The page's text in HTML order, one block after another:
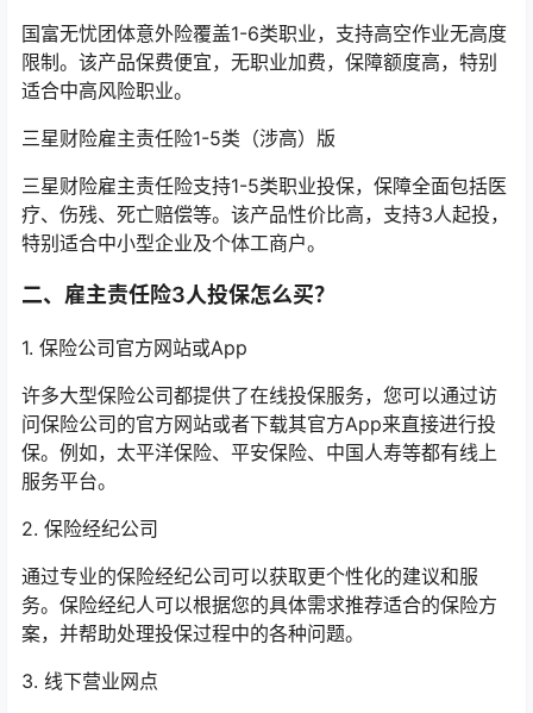
国富无忧团体意外险覆盖1-6类职业，支持高空作业无高度
限制。该产品保费便宜，无职业加费，保障额度高，特别
适合中高风险职业‌。
三星财险雇主责任险1-5类（涉高）版
三星财险雇主责任险支持1-5类职业投保，保障全面包括医
疗、伤残、死亡赔偿等。该产品性价比高，支持3人起投，
特别适合中小型企业及个体工商户‌。
二、雇主责任险3人投保怎么买？
1. 保险公司官方网站或App
许多大型保险公司都提供了在线投保服务，您可以通过访
问保险公司的官方网站或者下载其官方App来直接进行投
保。例如，太平洋保险、平安保险、中国人寿等都有线上
服务平台。
2. 保险经纪公司
通过专业的保险经纪公司可以获取更个性化的建议和服
务。保险经纪人可以根据您的具体需求推荐适合的保险方
案，并帮助处理投保过程中的各种问题。
3. 线下营业网点